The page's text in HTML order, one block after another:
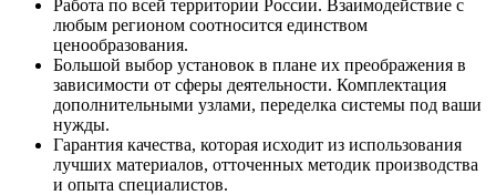
Работа по всей территории России. Взаимодействие с
любым регионом соотносится единством
ценообразования.
Большой выбор установок в плане их преображения в
зависимости от сферы деятельности. Комплектация
дополнительными узлами, переделка системы под ваши
нужды.
Гарантия качества, которая исходит из использования
лучших материалов, отточенных методик производства
и опыта специалистов.